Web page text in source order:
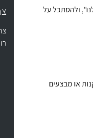
ולהסתכל על
או מבצעים